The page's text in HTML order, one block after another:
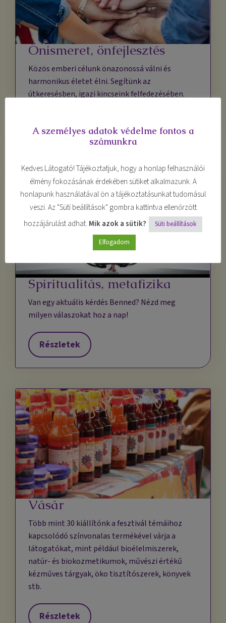
Önismeret, önfejlesztés
Közös emberi célunk önazonossá válni és
harmonikus életet élni. Segítünk az
útkeresésben, igazi kincseink felfedezésében.
Részletek
Spiritualitás, metafizika
Van egy aktuális kérdés Benned? Nézd meg
milyen válaszokat hoz a nap!
Részletek
Vásár
Több mint 30 kiállítónk a fesztivál témáihoz
kapcsolódó színvonalas termékével várja a
látogatókat, mint például bioélelmiszerek,
natúr- és biokozmetikumok, művészi értékű
kézműves tárgyak, öko tisztítószerek, könyvek
stb.
Részletek
A személyes adatok védelme fontos a
számunkra
Kedves Látogató! Tájékoztatjuk, hogy a honlap felhasználói
élmény fokozásának érdekében sütiket alkalmazunk. A
honlapunk használatával ön a tájékoztatásunkat tudomásul
veszi. Az "Süti beállítások" gombra kattintva ellenőrzött
hozzájárulást adhat. Mik azok a sütik?
Süti beállítások
Elfogadom